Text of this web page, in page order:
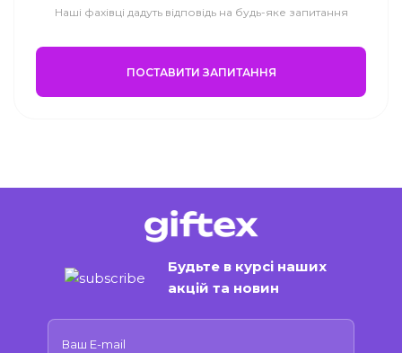
Наші фахівці дадуть відповідь на будь-яке запитання
ПОСТАВИТИ ЗАПИТАННЯ
Будьте в курсі наших
акцій та новин